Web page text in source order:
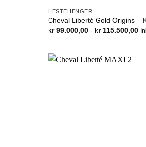
HESTEHENGER
Cheval Liberté Gold Origins –
kr99.000,00 - kr115.500,00